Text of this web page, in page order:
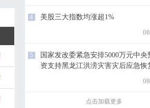
4
美股三大指数均涨超1%
5
国家发改委紧急安排5000万元中央
资支持黑龙江洪涝灾害灾后应急恢
点击加载更多